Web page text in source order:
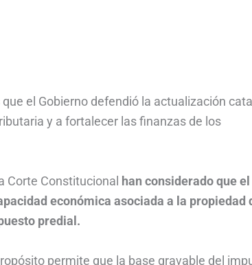
el Gobierno defendió la actualización
y a fortalecer las finanzas de los
Corte Constitucional han considerado que el
económica asociada a la propiedad
predial.
permite que la base gravable del